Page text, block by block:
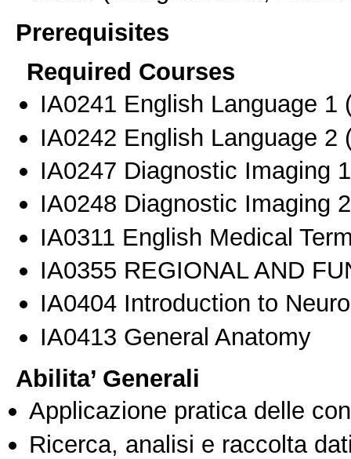
Prerequisites
Required Courses
ΙΑ0241 English Language 1
ΙΑ0242 English Language 2
ΙΑ0247 Diagnostic Imaging 1
ΙΑ0248 Diagnostic Imaging 2
ΙΑ0311 English Medical
ΙΑ0355 REGIONAL AND
ΙΑ0404 Introduction to
ΙΑ0413 General Anatomy
Abilita’ Generali
Applicazione pratica delle
Ricerca, analisi e raccolta